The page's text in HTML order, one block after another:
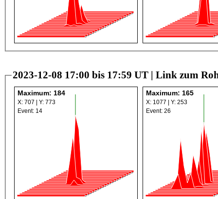
2023-12-08 17:00 bis 17:59 UT | Link zum
Maximum: 184
X: 707 | Y: 773
Event: 14
Maximum: 165
X: 1077 | Y: 253
Event: 26